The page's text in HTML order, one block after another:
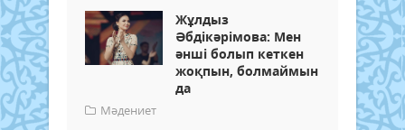
Жұлдыз
Әбдікәрімова: Мен
әнші болып кеткен
жоқпын, болмаймын
да
Мәдениет